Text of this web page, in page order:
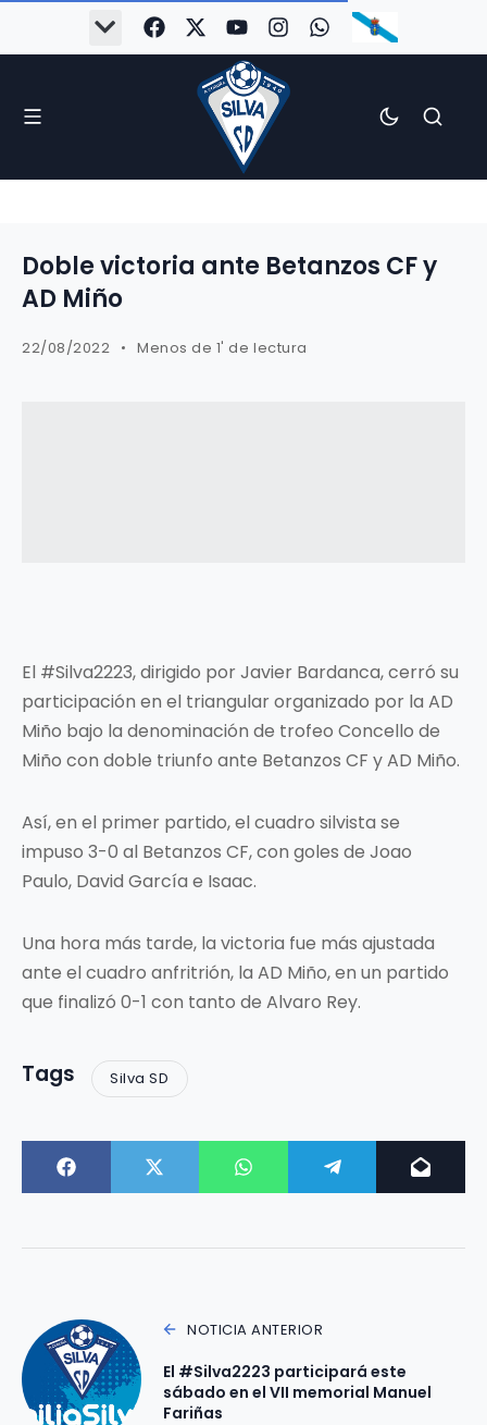
Doble victoria ante Betanzos CF y
AD Miño
22/08/2022 Menos de 1' de lectura
El #Silva2223, dirigido por Javier Bardanca, cerró su
participación en el triangular organizado por la AD
Miño bajo la denominación de trofeo Concello de
Miño con doble triunfo ante Betanzos CF y AD Miño.
Así, en el primer partido, el cuadro silvista se
impuso 3-0 al Betanzos CF, con goles de Joao
Paulo, David García e Isaac.
Una hora más tarde, la victoria fue más ajustada
ante el cuadro anfritrión, la AD Miño, en un partido
que finalizó 0-1 con tanto de Alvaro Rey.
Tags Silva SD
NOTICIA ANTERIOR
El #Silva2223 participará este
sábado en el VII memorial Manuel
Fariñas